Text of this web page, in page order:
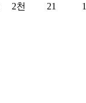
2천 21 1